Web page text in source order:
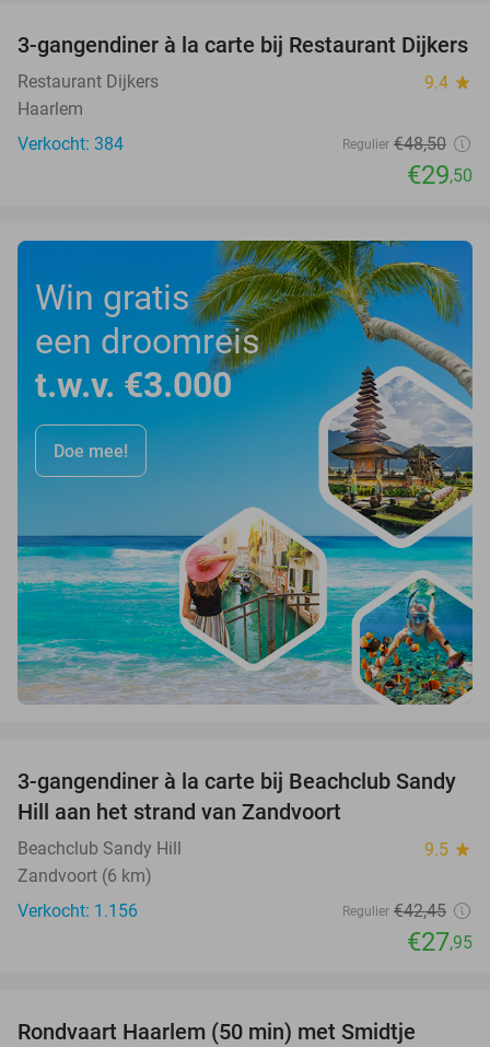
39%
3-gangendiner à la carte bij Restaurant Dijkers
Restaurant Dijkers 9.4 star
Haarlem
Verkocht: 384
Regulier €48,50
€29,50
Win gratis
een droomreis
t.w.v. €3.000
Doe mee!
34%
3-gangendiner à la carte bij Beachclub Sandy
Hill aan het strand van Zandvoort
Beachclub Sandy Hill 9.5 star
Zandvoort (6 km)
Verkocht: 1.156
Regulier €42,45
€27,95
Rondvaart Haarlem (50 min) met Smidtje